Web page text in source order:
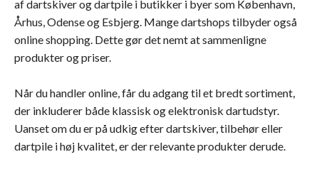
af dartskiver og dartpile i butikker i byer som København,
Århus, Odense og Esbjerg. Mange dartshops tilbyder også
online shopping. Dette gør det nemt at sammenligne
produkter og priser.
Når du handler online, får du adgang til et bredt sortiment,
der inkluderer både klassisk og elektronisk dartudstyr.
Uanset om du er på udkig efter dartskiver, tilbehør eller
dartpile i høj kvalitet, er der relevante produkter derude.